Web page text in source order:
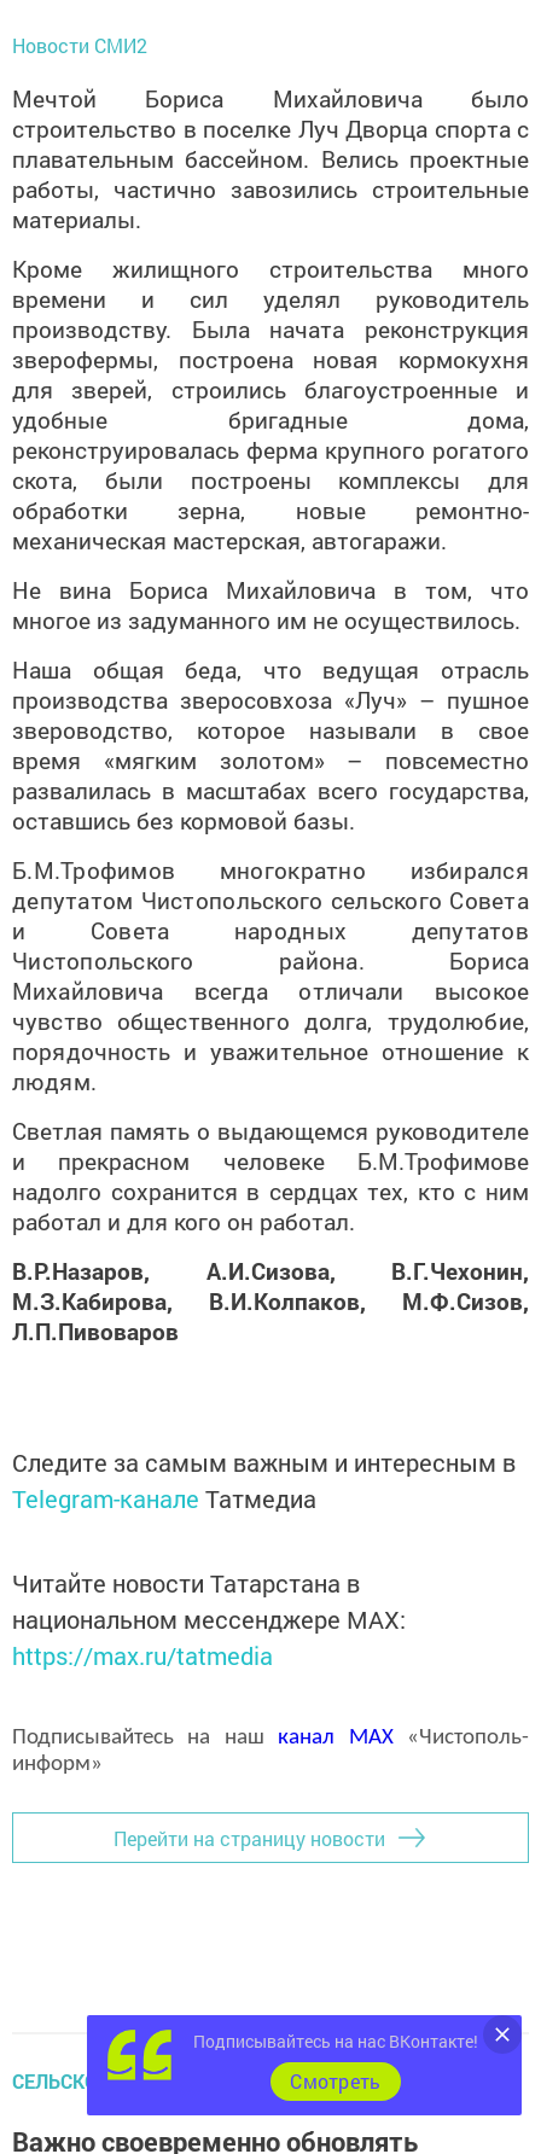
Новости СМИ2
Мечтой Бориса Михайловича было
строительство в поселке Луч Дворца спорта с
плавательным бассейном. Велись проектные
работы, частично завозились строительные
материалы.
Кроме жилищного строительства много
времени и сил уделял руководитель
производству. Была начата реконструкция
зверофермы, построена новая кормокухня
для зверей, строились благоустроенные и
удобные бригадные дома,
реконструировалась ферма крупного рогатого
скота, были построены комплексы для
обработки зерна, новые ремонтно-
механическая мастерская, автогаражи.
Не вина Бориса Михайловича в том, что
многое из задуманного им не осуществилось.
Наша общая беда, что ведущая отрасль
производства зверосовхоза «Луч» – пушное
звероводство, которое называли в свое
время «мягким золотом» – повсеместно
развалилась в масштабах всего государства,
оставшись без кормовой базы.
Б.М.Трофимов многократно избирался
депутатом Чистопольского сельского Совета
и Совета народных депутатов
Чистопольского района. Бориса
Михайловича всегда отличали высокое
чувство общественного долга, трудолюбие,
порядочность и уважительное отношение к
людям.
Светлая память о выдающемся руководителе
и прекрасном человеке Б.М.Трофимове
надолго сохранится в сердцах тех, кто с ним
работал и для кого он работал.
В.Р.Назаров, А.И.Сизова, В.Г.Чехонин,
М.З.Кабирова, В.И.Колпаков, М.Ф.Сизов,
Л.П.Пивоваров
Следите за самым важным и интересным в
Telegram-канале Татмедиа
Читайте новости Татарстана в
национальном мессенджере MАХ:
https://max.ru/tatmedia
Подписывайтесь на наш канал MAX«Чистополь-
информ»
Перейти на страницу новости
СЕЛЬСКОЕ ХОЗЯЙСТВО
Важно своевременно обновлять
Подписывайтесь на нас ВКонтакте!
Cмотреть